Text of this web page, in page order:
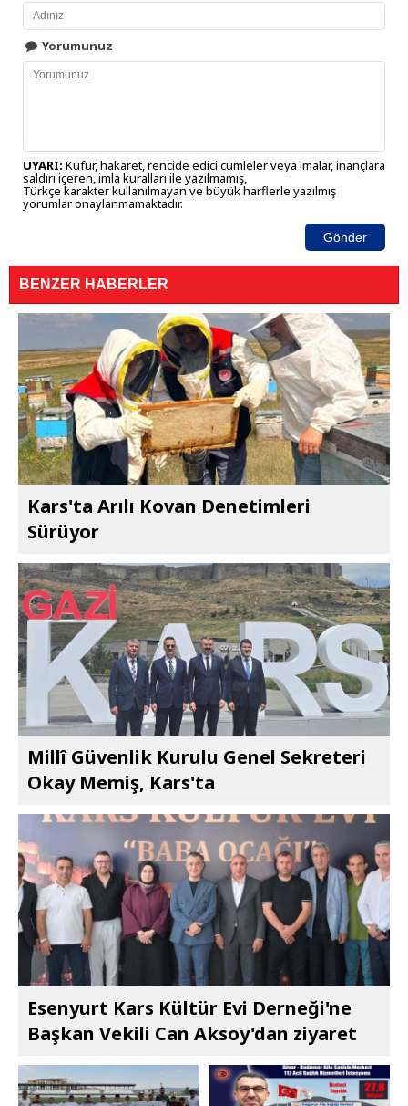
Yorumunuz
UYARI: Küfür, hakaret, rencide edici cümleler veya imalar, inançlara
saldırı içeren, imla kuralları ile yazılmamış,
Türkçe karakter kullanılmayan ve büyük harflerle yazılmış
yorumlar onaylanmamaktadır.
Gönder
BENZER HABERLER
Kars'ta Arılı Kovan Denetimleri
Sürüyor
Millî Güvenlik Kurulu Genel Sekreteri
Okay Memiş, Kars'ta
Esenyurt Kars Kültür Evi Derneği'ne
Başkan Vekili Can Aksoy'dan ziyaret